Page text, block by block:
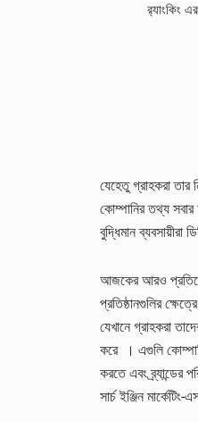
র‍্যাংকিং
যেহেতু গ্রাহকরা
কোম্পানির তথ্য
বুদ্ধিমান ব্যবসায়ীরা
আজকের আরও
প্রতিষ্ঠানগুলির
যেখানে গ্রাহকরা
করে । এগুলি
করতে এবং ব্র্যান্ডের
সার্চ ইঞ্জিন